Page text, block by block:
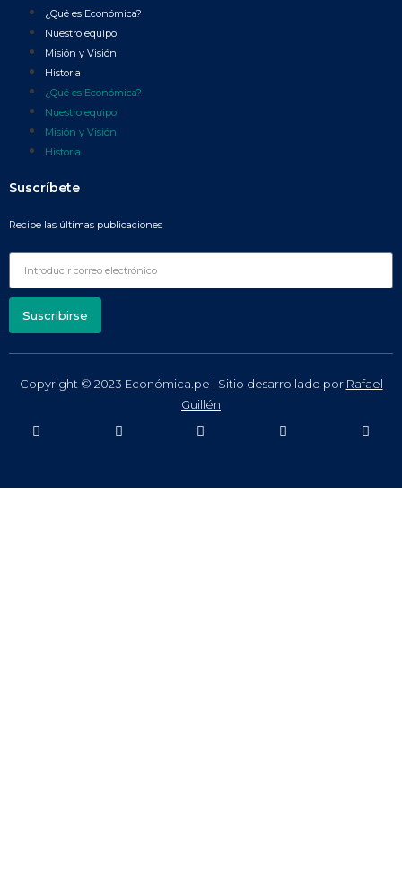
¿Qué es Económica?
Nuestro equipo
Misión y Visión
Historia
¿Qué es Económica?
Nuestro equipo
Misión y Visión
Historia
Suscríbete
Recibe las últimas publicaciones
Suscribirse
Copyright © 2023 Económica.pe | Sitio desarrollado por Rafael
Guillén